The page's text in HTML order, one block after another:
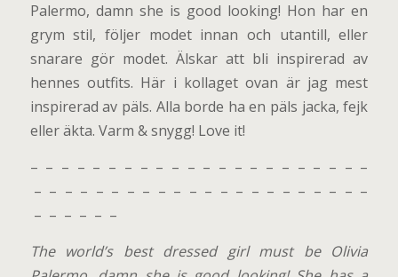
Palermo, damn she is good looking! Hon har en
grym stil, följer modet innan och utantill, eller
snarare gör modet. Älskar att bli inspirerad av
hennes outfits. Här i kollaget ovan är jag mest
inspirerad av päls. Alla borde ha en päls jacka, fejk
eller äkta. Varm & snygg! Love it!
– – – – – – – – – – – – – – – – – – – – – –
– – – – – – – – – – – – – – – – – – – – – –
– – – – – –
The world’s best dressed girl must be Olivia